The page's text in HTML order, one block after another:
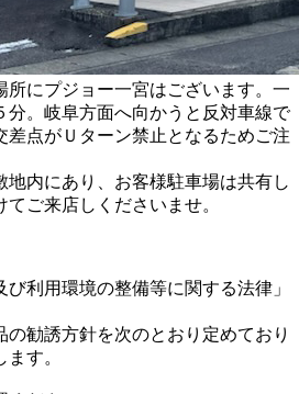
所にプジョー一宮はございます。一
分。岐阜方面へ向かうと反対車線で
差点がＵターン禁止となるためご注
地内にあり、お客様駐車場は共有し
ご来店しくださいませ。
び利用環境の整備等に関する法律」
の勧誘方針を次のとおり定めており
す。